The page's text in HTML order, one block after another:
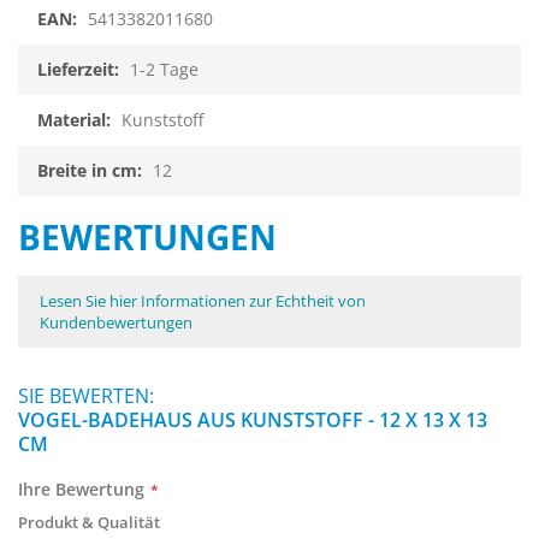
5413382011680
1-2 Tage
Kunststoff
12
BEWERTUNGEN
Lesen Sie hier Informationen zur Echtheit von
Kundenbewertungen
SIE BEWERTEN:
VOGEL-BADEHAUS AUS KUNSTSTOFF - 12 X 13 X 13
CM
Ihre Bewertung
Produkt & Qualität